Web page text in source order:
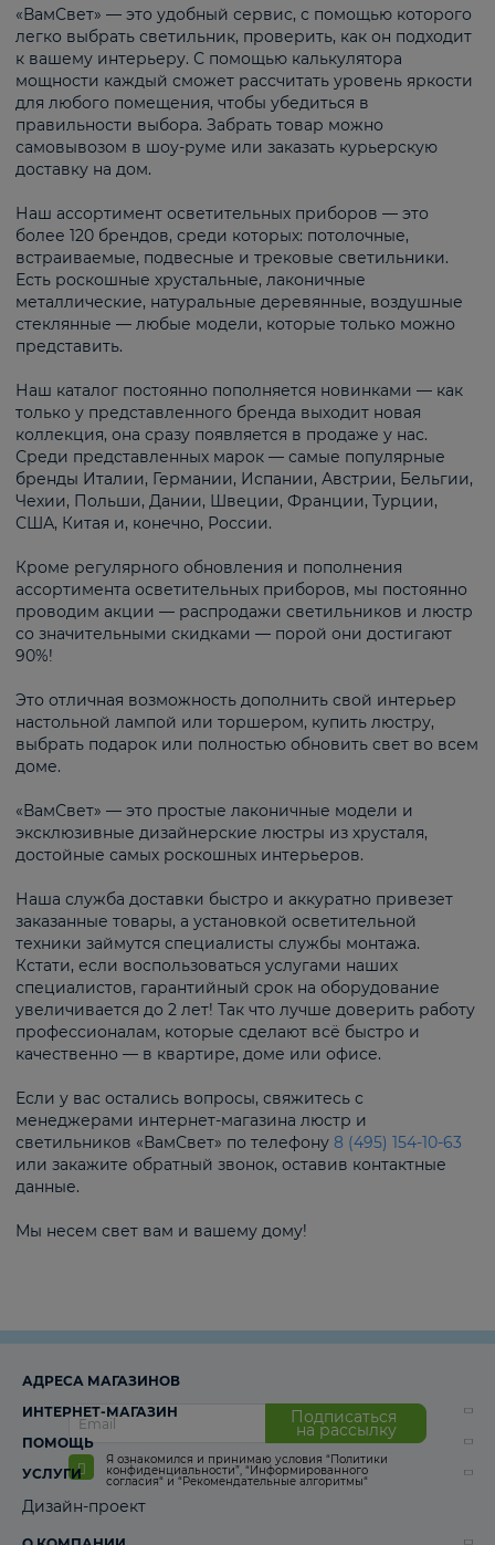
«ВамСвет» — это удобный сервис, с помощью которого
легко выбрать светильник, проверить, как он подходит
к вашему интерьеру. С помощью калькулятора
мощности каждый сможет рассчитать уровень яркости
для любого помещения, чтобы убедиться в
правильности выбора. Забрать товар можно
самовывозом в шоу-руме или заказать курьерскую
доставку на дом.
Наш ассортимент осветительных приборов — это
более 120 брендов, среди которых: потолочные,
встраиваемые, подвесные и трековые светильники.
Есть роскошные хрустальные, лаконичные
металлические, натуральные деревянные, воздушные
стеклянные — любые модели, которые только можно
представить.
Наш каталог постоянно пополняется новинками — как
только у представленного бренда выходит новая
коллекция, она сразу появляется в продаже у нас.
Среди представленных марок — самые популярные
бренды Италии, Германии, Испании, Австрии, Бельгии,
Чехии, Польши, Дании, Швеции, Франции, Турции,
США, Китая и, конечно, России.
Кроме регулярного обновления и пополнения
ассортимента осветительных приборов, мы постоянно
проводим акции — распродажи светильников и люстр
со значительными скидками — порой они достигают
90%!
Это отличная возможность дополнить свой интерьер
настольной лампой или торшером, купить люстру,
выбрать подарок или полностью обновить свет во всем
доме.
«ВамСвет» — это простые лаконичные модели и
эксклюзивные дизайнерские люстры из хрусталя,
достойные самых роскошных интерьеров.
Наша служба доставки быстро и аккуратно привезет
заказанные товары, а установкой осветительной
техники займутся специалисты службы монтажа.
Кстати, если воспользоваться услугами наших
специалистов, гарантийный срок на оборудование
увеличивается до 2 лет! Так что лучше доверить работу
профессионалам, которые сделают всё быстро и
качественно — в квартире, доме или офисе.
Если у вас остались вопросы, свяжитесь с
менеджерами интернет-магазина люстр и
светильников «ВамСвет» по телефону 8 (495) 154-10-63
или закажите обратный звонок, оставив контактные
данные.
Мы несем свет вам и вашему дому!
Подписаться
на рассылку
Я ознакомился и принимаю условия “Политики
конфиденциальности”, “Информированного
согласия“ и “Рекомендательные алгоритмы“
АДРЕСА МАГАЗИНОВ
ИНТЕРНЕТ-МАГАЗИН
ПОМОЩЬ
УСЛУГИ
Дизайн-проект